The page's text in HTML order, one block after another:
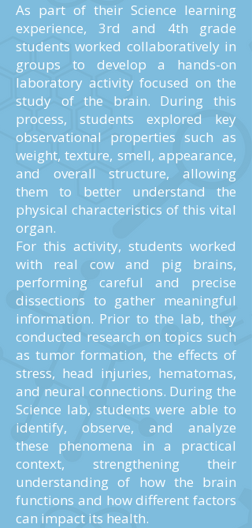
As part of their Science learning
experience, 3rd and 4th grade
students worked collaboratively in
groups to develop a hands-on
laboratory activity focused on the
study of the brain. During this
process, students explored key
observational properties such as
weight, texture, smell, appearance,
and overall structure, allowing
them to better understand the
physical characteristics of this vital
organ.
For this activity, students worked
with real cow and pig brains,
performing careful and precise
dissections to gather meaningful
information. Prior to the lab, they
conducted research on topics such
as tumor formation, the effects of
stress, head injuries, hematomas,
and neural connections. During the
Science lab, students were able to
identify, observe, and analyze
these phenomena in a practical
context, strengthening their
understanding of how the brain
functions and how different factors
can impact its health.